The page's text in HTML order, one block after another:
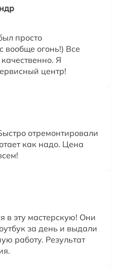
просто
вообще огонь!) Все
Я
центр!
отремонтировали
как надо. Цена
в эту мастерскую! Они
за день и выдали
работу. Результат